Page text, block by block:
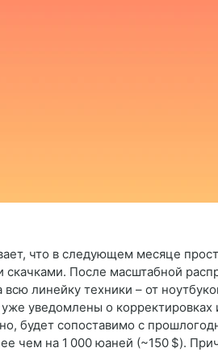
что в следующем месяце
После масштабной
линейку техники – от
уведомлены о корректировках
будет сопоставимо с
чем на 1 000 юаней (~150 $).